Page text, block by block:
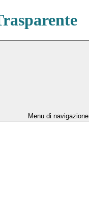
Menu di navigazione